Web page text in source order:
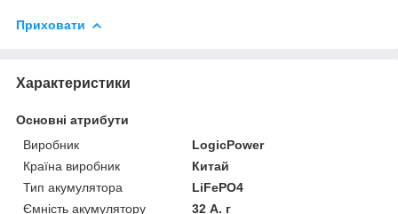
Приховати
Характеристики
Основні атрибути
Виробник
LogicPower
Країна виробник
Китай
Тип акумулятора
LiFePO4
Ємність акумулятору
32 А. г